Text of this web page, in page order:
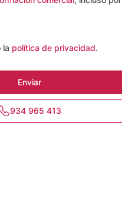
la política de privacidad.
934 965 413